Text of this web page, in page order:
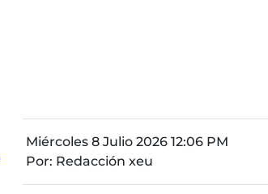
Miércoles 8 Julio 2026 12:06 PM
Por: Redacción xeu